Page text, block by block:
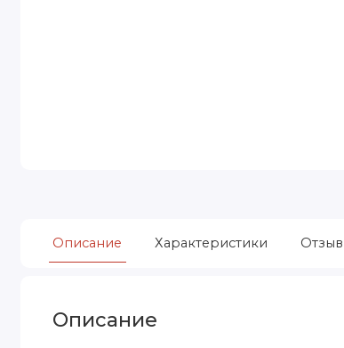
Описание Характеристики
Описание